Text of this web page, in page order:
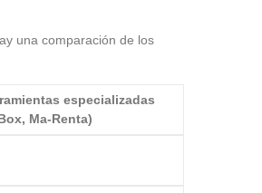
una comparación de los
especializadas
Ma-Renta)